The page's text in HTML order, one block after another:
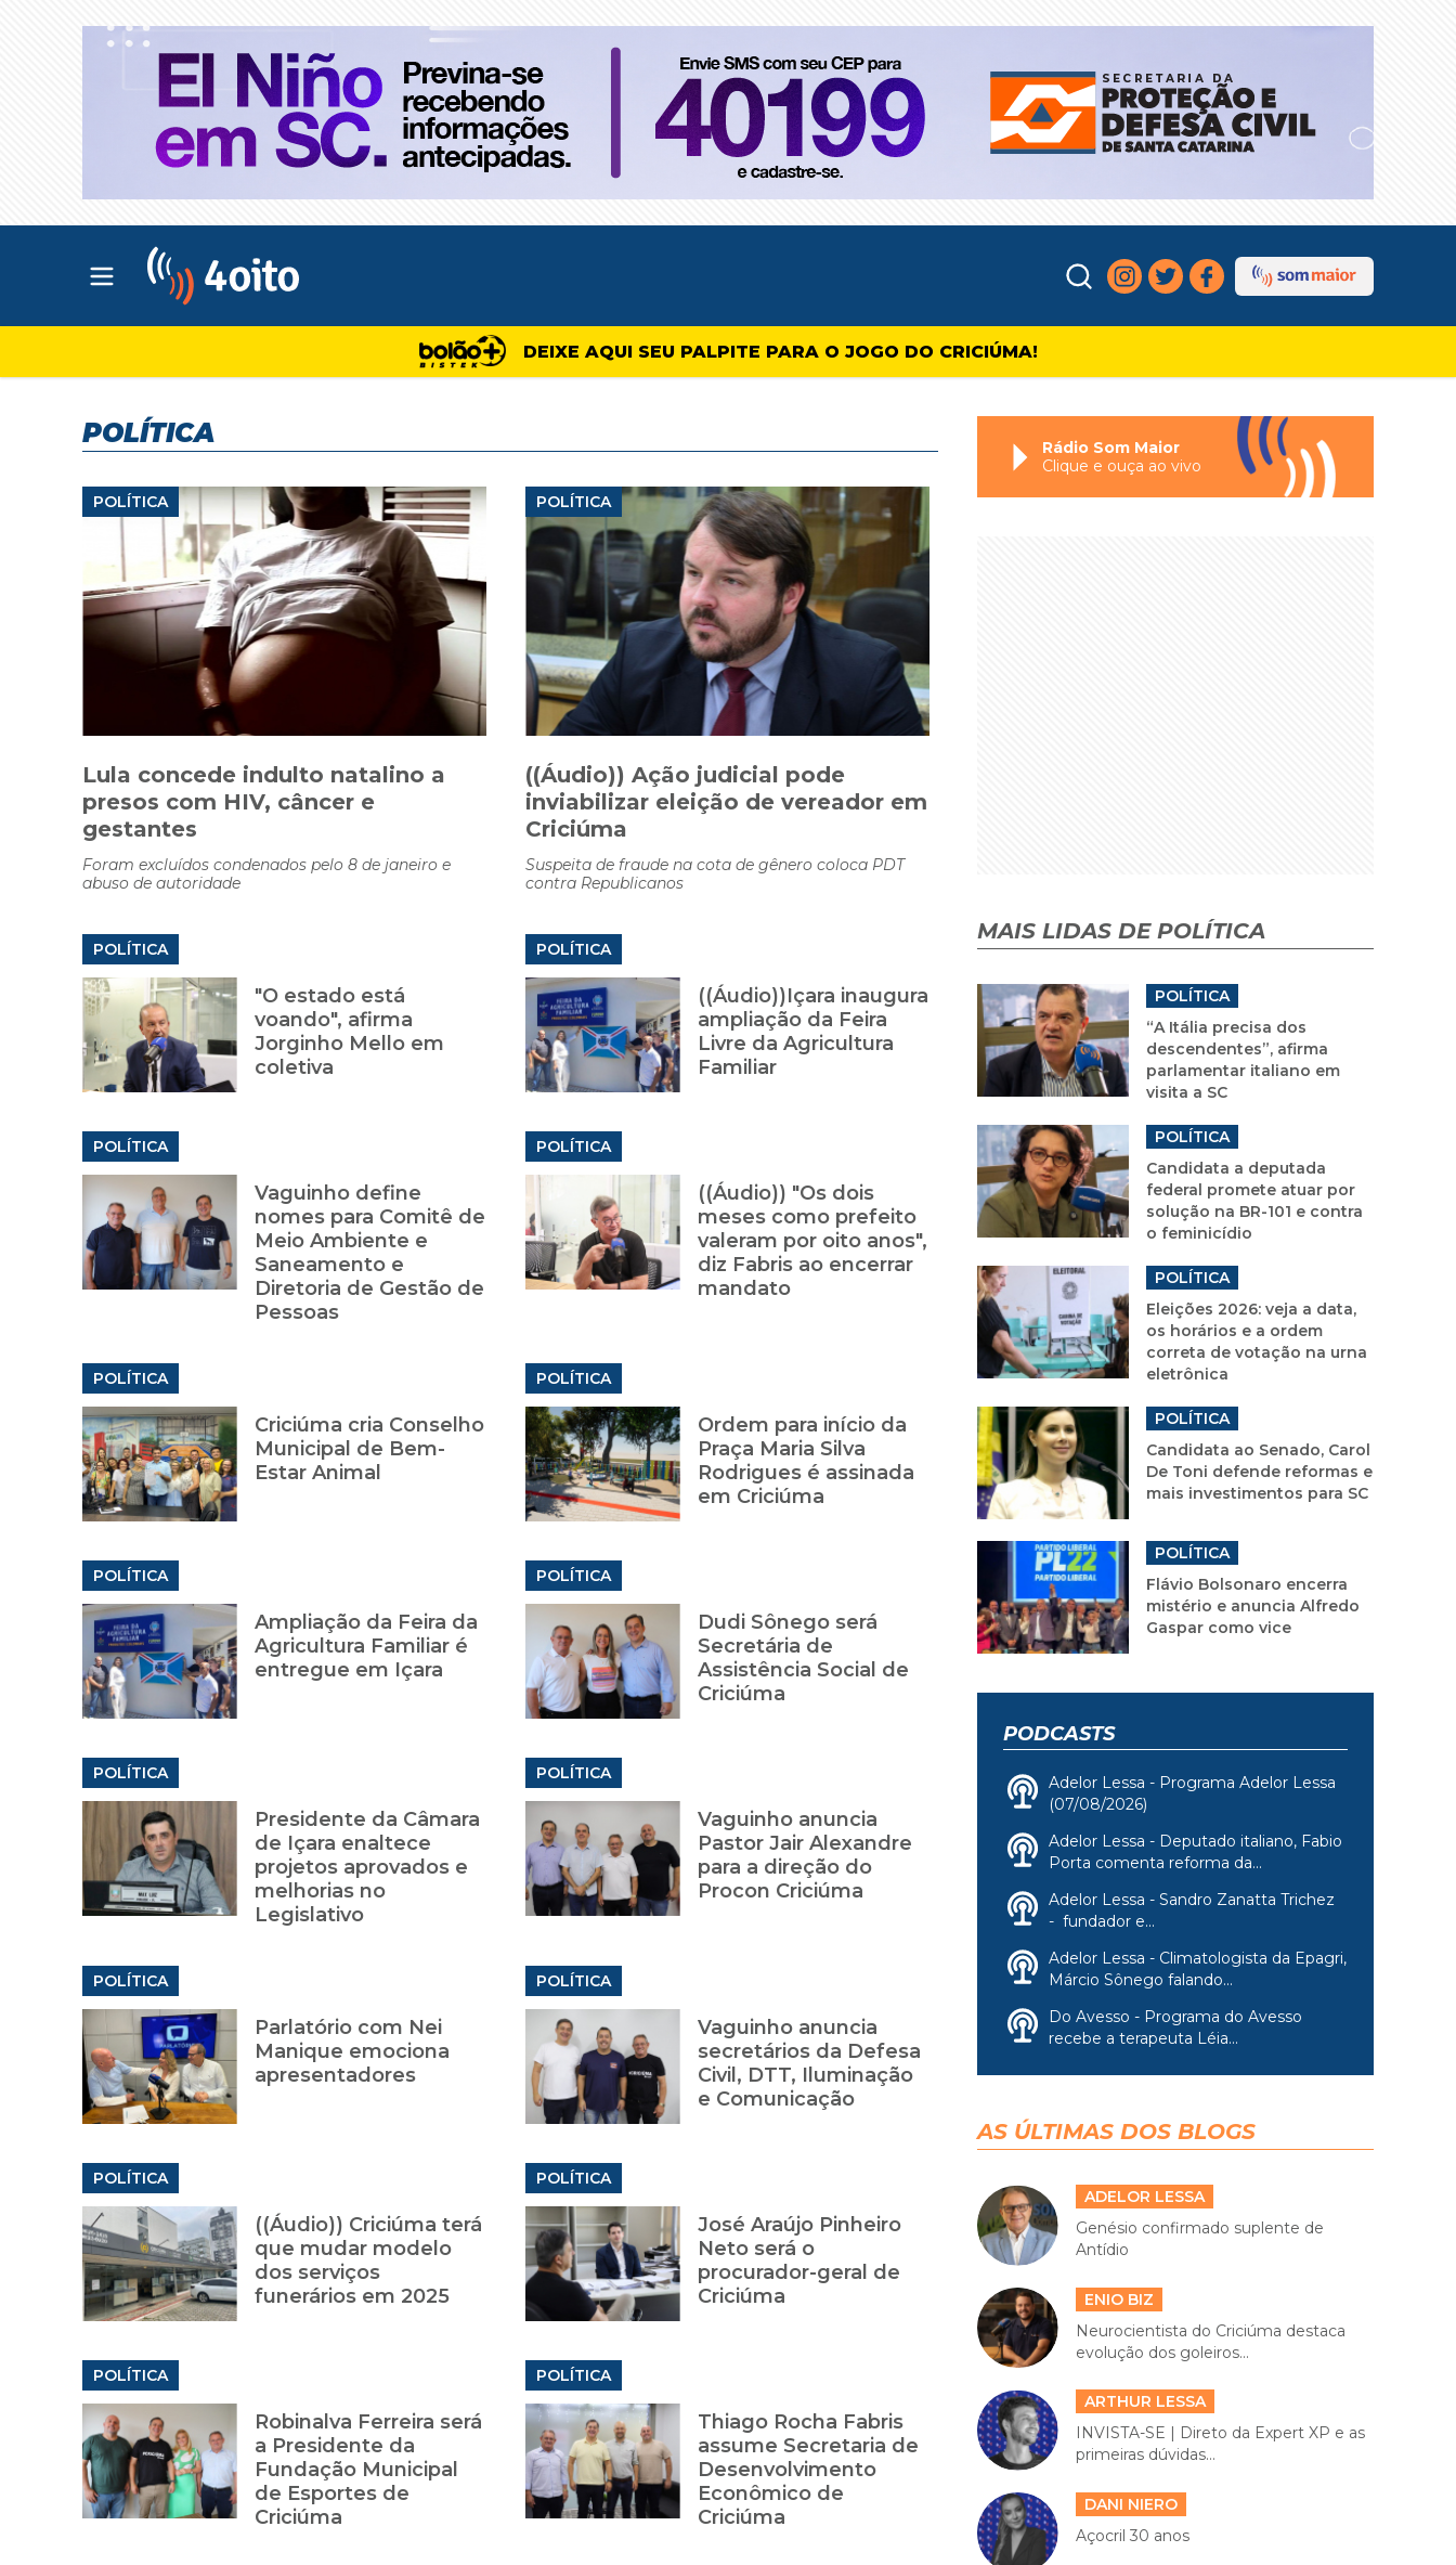
Abrir menu principal
DEIXE AQUI SEU PALPITE PARA O JOGO DO CRICIÚMA!
POLÍTICA
POLÍTICA
Lula concede indulto natalino a
presos com HIV, câncer e
gestantes
Foram excluídos condenados pelo 8 de janeiro e
abuso de autoridade
POLÍTICA
((Áudio)) Ação judicial pode
inviabilizar eleição de vereador em
Criciúma
Suspeita de fraude na cota de gênero coloca PDT
contra Republicanos
POLÍTICA
"O estado está
voando", afirma
Jorginho Mello em
coletiva
POLÍTICA
((Áudio))Içara inaugura
ampliação da Feira
Livre da Agricultura
Familiar
POLÍTICA
Vaguinho define
nomes para Comitê de
Meio Ambiente e
Saneamento e
Diretoria de Gestão de
Pessoas
POLÍTICA
((Áudio)) "Os dois
meses como prefeito
valeram por oito anos",
diz Fabris ao encerrar
mandato
POLÍTICA
Criciúma cria Conselho
Municipal de Bem-
Estar Animal
POLÍTICA
Ordem para início da
Praça Maria Silva
Rodrigues é assinada
em Criciúma
POLÍTICA
Ampliação da Feira da
Agricultura Familiar é
entregue em Içara
POLÍTICA
Dudi Sônego será
Secretária de
Assistência Social de
Criciúma
POLÍTICA
Presidente da Câmara
de Içara enaltece
projetos aprovados e
melhorias no
Legislativo
POLÍTICA
Vaguinho anuncia
Pastor Jair Alexandre
para a direção do
Procon Criciúma
POLÍTICA
Parlatório com Nei
Manique emociona
apresentadores
POLÍTICA
Vaguinho anuncia
secretários da Defesa
Civil, DTT, Iluminação
e Comunicação
POLÍTICA
((Áudio)) Criciúma terá
que mudar modelo
dos serviços
funerários em 2025
POLÍTICA
José Araújo Pinheiro
Neto será o
procurador-geral de
Criciúma
POLÍTICA
Robinalva Ferreira será
a Presidente da
Fundação Municipal
de Esportes de
Criciúma
POLÍTICA
Thiago Rocha Fabris
assume Secretaria de
Desenvolvimento
Econômico de
Criciúma
Rádio Som Maior
Clique e ouça ao vivo
MAIS LIDAS DE POLÍTICA
POLÍTICA
“A Itália precisa dos
descendentes”, afirma
parlamentar italiano em
visita a SC
POLÍTICA
Candidata a deputada
federal promete atuar por
solução na BR-101 e contra
o feminicídio
POLÍTICA
Eleições 2026: veja a data,
os horários e a ordem
correta de votação na urna
eletrônica
POLÍTICA
Candidata ao Senado, Carol
De Toni defende reformas e
mais investimentos para SC
POLÍTICA
Flávio Bolsonaro encerra
mistério e anuncia Alfredo
Gaspar como vice
PODCASTS
Adelor Lessa - Programa Adelor Lessa
(07/08/2026)
Adelor Lessa - Deputado italiano, Fabio
Porta comenta reforma da...
Adelor Lessa - Sandro Zanatta Trichez
- fundador e...
Adelor Lessa - Climatologista da Epagri,
Márcio Sônego falando...
Do Avesso - Programa do Avesso
recebe a terapeuta Léia...
AS ÚLTIMAS DOS BLOGS
ADELOR LESSA
Genésio confirmado suplente de
Antídio
ENIO BIZ
Neurocientista do Criciúma destaca
evolução dos goleiros...
ARTHUR LESSA
INVISTA-SE | Direto da Expert XP e as
primeiras dúvidas...
DANI NIERO
Açocril 30 anos